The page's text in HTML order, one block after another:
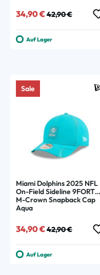
Verkaufspreis:
34,90 € Regulärer Preis:
42,90 €
Auf Lager
Sale
Miami Dolphins 2025 NFL
On-Field Sideline 9FORTY
M-Crown Snapback Cap
Aqua
Verkaufspreis:
34,90 € Regulärer Preis:
42,90 €
Auf Lager